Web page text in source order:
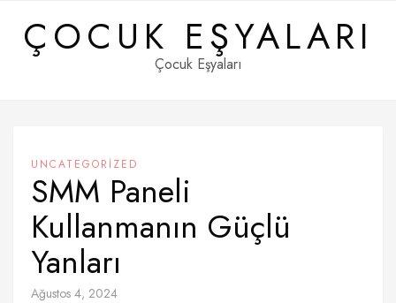
contentÇOCUK EŞYALARI
Çocuk Eşyaları
UNCATEGORIZED
SMM Paneli
Kullanmanın Güçlü
Yanları
Ağustos 4, 2024